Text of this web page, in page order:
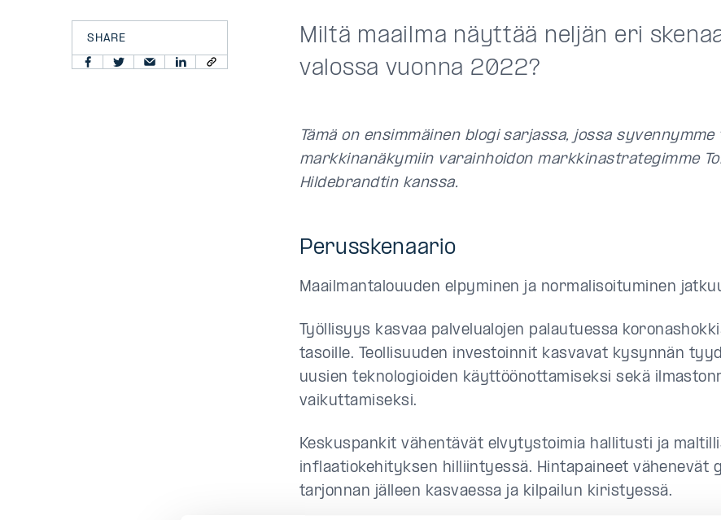
SHARE
Miltä maailma näyttää neljän eri
valossa vuonna 2022?
Tämä on ensimmäinen blogi sarjassa, jossa
markkinanäkymiin varainhoidon markkinastrategimme
Hildebrandtin kanssa.
Perusskenaario
Maailmantalouuden elpyminen ja normalisoituminen
Työllisyys kasvaa palvelualojen palautuessa
tasoille. Teollisuuden investoinnit kasvavat kysynnän
uusien teknologioiden käyttöönottamiseksi sekä
vaikuttamiseksi.
Keskuspankit vähentävät elvytystoimia hallitusti ja
inflaatiokehityksen hilliintyessä. Hintapaineet vähenevät
tarjonnan jälleen kasvaessa ja kilpailun kiristyessä.